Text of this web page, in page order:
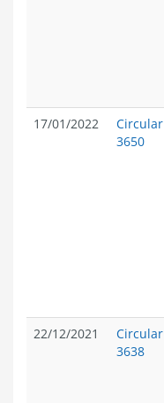
17/01/2022
Circular
3650
22/12/2021
Circular
3638